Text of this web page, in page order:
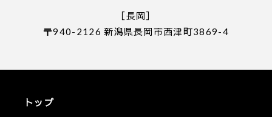
［長岡］
〒940-2126 新潟県長岡市西津町3869-4
トップ